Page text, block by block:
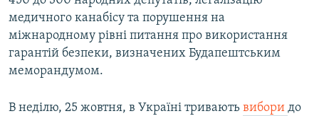
медичного канабісу та порушення на
міжнародному рівні питання про використання
гарантій безпеки, визначених Будапештським
меморандумом.
В неділю, 25 жовтня, в Україні тривають вибори до